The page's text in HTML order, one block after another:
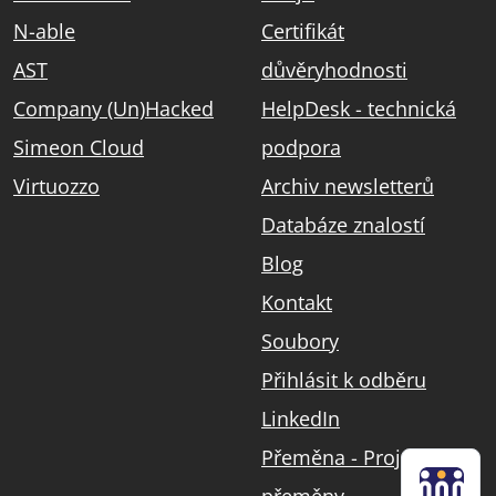
N-able
AST
Company (Un)Hacked
Simeon Cloud
Virtuozzo
Certifikát
důvěryhodnosti
HelpDesk - technická
podpora
Archiv newsletterů
Databáze znalostí
Blog
Kontakt
Soubory
Přihlásit k odběru
LinkedIn
Přeměna - Projekt